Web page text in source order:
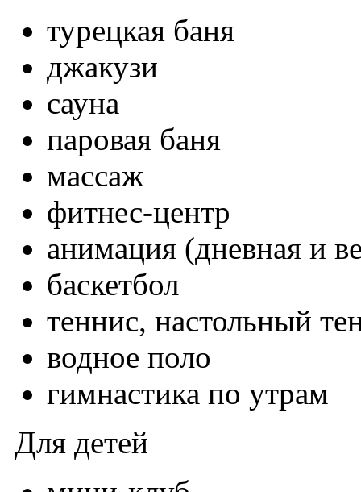
турецкая баня
джакузи
сауна
паровая баня
массаж
фитнес-центр
анимация (дневная и
баскетбол
теннис, настольный
водное поло
гимнастика по утрам
Для детей